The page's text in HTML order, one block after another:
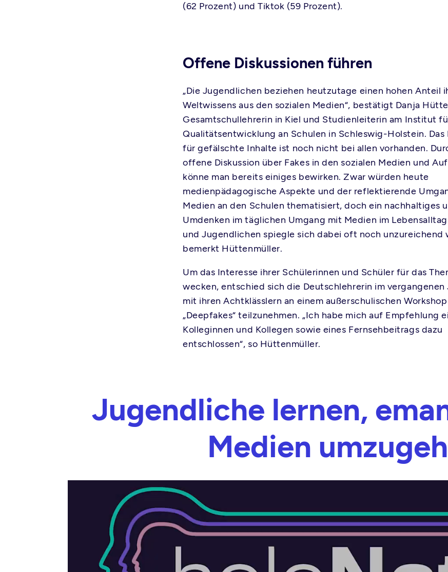
(62 Prozent) und Tiktok (59 Prozent).
Offene Diskussionen führen
„Die Jugendlichen beziehen heutzutage einen hohen Anteil
Weltwissens aus den sozialen Medien“, bestätigt Danja
Gesamtschullehrerin in Kiel und Studienleiterin am Institut
Qualitätsentwicklung an Schulen in Schleswig-Holstein. Das
für gefälschte Inhalte ist noch nicht bei allen vorhanden.
offene Diskussion über Fakes in den sozialen Medien und
könne man bereits einiges bewirken. Zwar würden heute
medienpädagogische Aspekte und der reflektierende
Medien an den Schulen thematisiert, doch ein nachhaltiges
Umdenken im täglichen Umgang mit Medien im
und Jugendlichen spiegle sich dabei oft noch unzureichend
bemerkt Hüttenmüller.
Um das Interesse ihrer Schülerinnen und Schüler für das
wecken, entschied sich die Deutschlehrerin im vergangenen
mit ihren Achtklässlern an einem außerschulischen
„Deepfakes“ teilzunehmen. „Ich habe mich auf Empfehlung
Kolleginnen und Kollegen sowie eines Fernsehbeitrags dazu
entschlossen“, so Hüttenmüller.
Jugendliche lernen,
Medien